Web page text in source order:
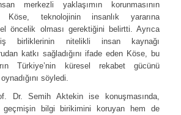
merkezli yaklaşımın korunmasının
Köse, teknolojinin insanlık yararına
öncelik olması gerektiğini belirtti. Ayrıca
iş birliklerinin nitelikli insan kaynağı
katkı sağladığını ifade eden Köse, bu
Türkiye’nin küresel rekabet gücünü
söyledi.
Dr. Semih Aktekin ise konuşmasında,
geçmişin bilgi birikimini koruyan hem de